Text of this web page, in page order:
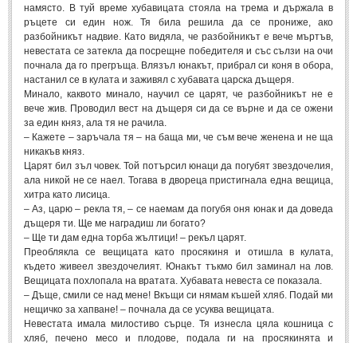
намясто. В туй време хубавицата стояла на трема и държала в
ръцете си един нож. Тя била решила да се прониже, ако
разбойникът надвие. Като видяла, че разбойникът е вече мъртъв,
невестата се затекла да посрещне победителя и със сълзи на очи
почнала да го прегръща. Влязъл юнакът, прибрал си коня в обора,
настанил се в кулата и заживял с хубавата царска дъщеря.
Минало, каквото минало, научил се царят, че разбойникът не е
вече жив. Проводил вест на дъщеря си да се върне и да се ожени
за един княз, ала тя не рачила.
– Кажете – заръчала тя – на баща ми, че съм вече женена и не ща
никакъв княз.
Царят бил зъл човек. Той потърсил юнаци да погубят звездочелия,
ала никой не се наел. Тогава в двореца пристигнала една вещица,
хитра като лисица.
– Аз, царю – рекла тя, – се наемам да погубя оня юнак и да доведа
дъщеря ти. Ще ме наградиш ли богато?
– Ще ти дам една торба жълтици! – рекъл царят.
Преоблякла се вещицата като просякиня и отишла в кулата,
където живеел звездочелият. Юнакът тъкмо бил заминал на лов.
Вещицата похлопала на вратата. Хубавата невеста се показала.
– Дъще, смили се над мене! Вкъщи си нямам къшей хляб. Подай ми
нещичко за хапване! – почнала да се усуква вещицата.
Невестата имала милостиво сърце. Тя изнесла цяла кошница с
хляб, печено месо и плодове, подала ги на просякинята и